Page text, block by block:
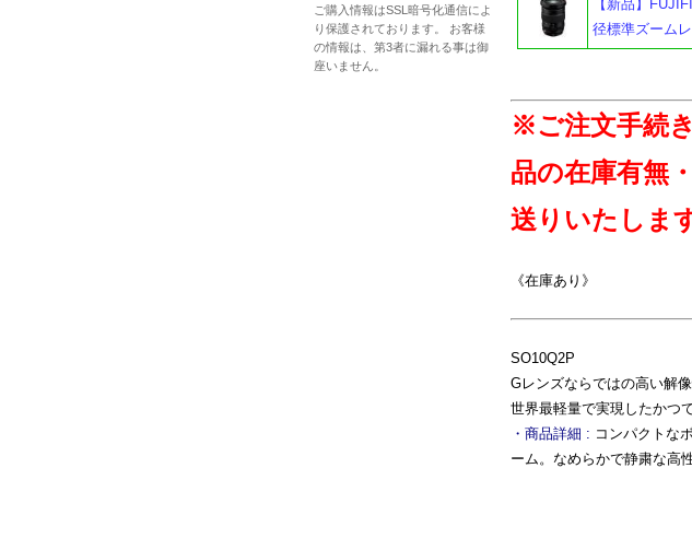
【新品】
径標準ズーム
※ご注文手続
品の在庫有無
送りいたしま
《在庫あり》
SO10Q2P
Gレンズならではの高い解
世界最軽量で実現したかつ
・商品詳細 : コンパクトな
ーム。なめらかで静粛な高
ご購入情報はSSL暗号化通信によ
り保護されております。 お客様
の情報は、第3者に漏れる事は御
座いません。